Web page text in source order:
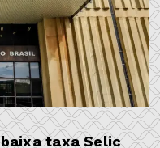
taxa Selic